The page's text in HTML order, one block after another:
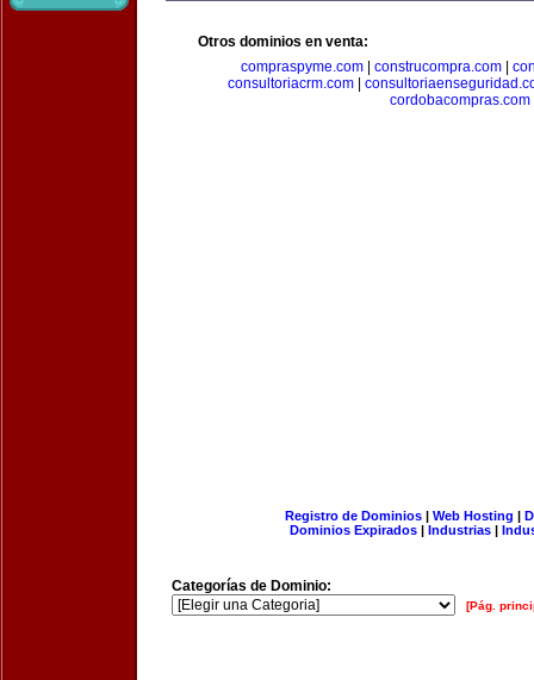
Otros dominios en venta:
compraspyme.com
construcompra.com
consultoriacrm.com|
cordobacompras.com
Registro de Dominios| Web Hosting |
Dominios Expirados | Industrias |
Categorías de Dominio:
[Pág.